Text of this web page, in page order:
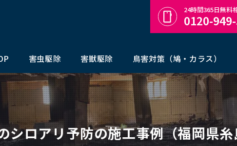
害虫駆除 害獣駆除 鳥害対策（鳩・カラス）
24時間365日無料
0120-
シロアリ予防の施工事例（福岡県